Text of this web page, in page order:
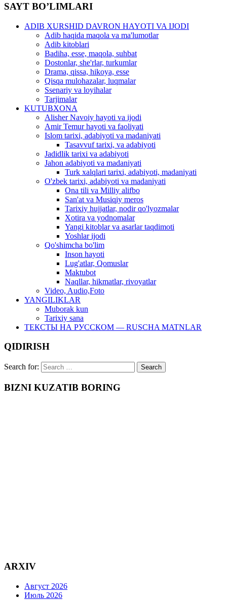
SAYT BO’LIMLARI
ADIB XURSHID DAVRON HAYOTI VA IJODI
Adib haqida maqola va ma'lumotlar
Adib kitoblari
Badiha, esse, maqola, suhbat
Dostonlar, she'rlar, turkumlar
Drama, qissa, hikoya, esse
Qisqa mulohazalar, luqmalar
Ssenariy va loyihalar
Tarjimalar
KUTUBXONA
Alisher Navoiy hayoti va ijodi
Amir Temur hayoti va faoliyati
Islom tarixi, adabiyoti va madaniyati
Tasavvuf tarixi, va adabiyoti
Jadidlik tarixi va adabiyoti
Jahon adabiyoti va madaniyati
Turk xalqlari tarixi, adabiyoti, madaniyati
O'zbek tarixi, adabiyoti va madaniyati
Ona tili va Milliy alifbo
San'at va Musiqiy meros
Tarixiy hujjatlar, nodir qo'lyozmalar
Xotira va yodnomalar
Yangi kitoblar va asarlar taqdimoti
Yoshlar ijodi
Qo'shimcha bo'lim
Inson hayoti
Lug'atlar, Qomuslar
Maktubot
Naqllar, hikmatlar, rivoyatlar
Video, Audio,Foto
YANGILIKLAR
Muborak kun
Tarixiy sana
ТЕКСТЫ НА РУССКОМ — RUSCHA MATNLAR
QIDIRISH
Search for:
BIZNI KUZATIB BORING
ARXIV
Август 2026
Июль 2026